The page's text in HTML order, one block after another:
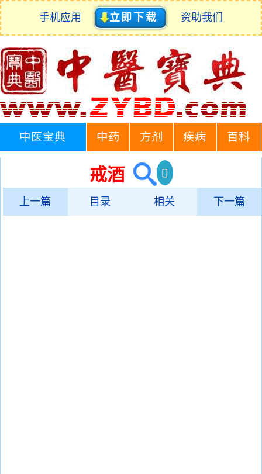
手机应用 立即下载 资助我们
中医宝典 中药 方剂 疾病 百科
戒酒
上一篇 目录 相关 下一篇